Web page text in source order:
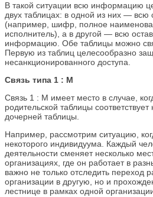
В такой ситуации всю информацию
двух таблицах: в одной из них —
(например, шифр, полное
исполнитель), а в другой — всю
информацию. Обе таблицы можно
Первую из таблиц целесообразно
несанкционированного доступа.
Связь типа 1 : М
Связь 1 : М имеет место в случае,
родительской таблицы соответствует
дочерней таблицы.
Например, рассмотрим ситуацию,
некоторого индивидуума. Каждый
деятельности сменяет несколько
организациях, где он работает в
важно не только отследить переход
организации в другую, но и
лестнице в рамках одной